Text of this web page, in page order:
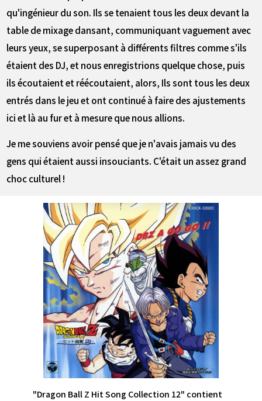
qu'ingénieur du son. Ils se tenaient tous les deux devant la
table de mixage dansant, communiquant vaguement avec
leurs yeux, se superposant à différents filtres comme s'ils
étaient des DJ, et nous enregistrions quelque chose, puis
ils écoutaient et réécoutaient, alors, Ils sont tous les deux
entrés dans le jeu et ont continué à faire des ajustements
ici et là au fur et à mesure que nous allions.
Je me souviens avoir pensé que je n'avais jamais vu des
gens qui étaient aussi insouciants. C'était un assez grand
choc culturel !
"Dragon Ball Z Hit Song Collection 12" contient